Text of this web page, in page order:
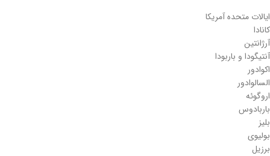
ایالات متحده آمریکا
کانادا
آرژانتین
آنتیگودا و باربودا
اکوادور
السالوادور
اروگوئه
باربادوس
بلیز
بولیوی
برزیل